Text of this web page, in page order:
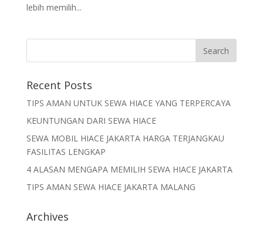
lebih memilih...
Recent Posts
TIPS AMAN UNTUK SEWA HIACE YANG TERPERCAYA
KEUNTUNGAN DARI SEWA HIACE
SEWA MOBIL HIACE JAKARTA HARGA TERJANGKAU
FASILITAS LENGKAP
4 ALASAN MENGAPA MEMILIH SEWA HIACE JAKARTA
TIPS AMAN SEWA HIACE JAKARTA MALANG
Archives